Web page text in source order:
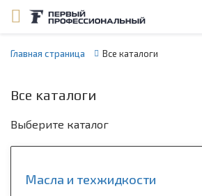
Главная страница Все каталоги
Все каталоги
Выберите каталог
Масла и техжидкости